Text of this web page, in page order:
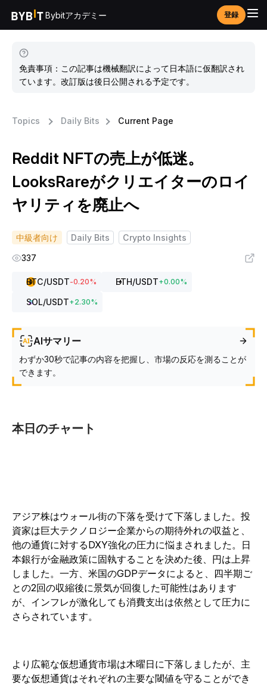
Bybitアカデミー 登録
免責事項：この記事は機械翻訳によって日本語に仮翻訳され
ています。改訂版は後日公開される予定です。
Topics Daily Bits Current Page
Reddit NFTの売上が低迷。
LooksRareがクリエイターのロイ
ヤリティを廃止へ
中級者向け Daily Bits
Crypto Insights
337
BTC/USDT-0.20% ETH/USDT+0.00%
SOL/USDT+2.30%
AIサマリー
わずか30秒で記事の内容を把握し、市場の反応を測ることが
できます。
本日のチャート
アジア株はウォール街の下落を受けて下落しました。投
資家は巨大テクノロジー企業からの期待外れの収益と、
他の通貨に対するDXY強化の圧力に悩まされました。日
本銀行が金融政策に固執することを決めた後、円は上昇
しました。一方、米国のGDPデータによると、四半期ご
との2回の収縮後に景気が回復した可能性はあります
が、インフレが激化しても消費支出は依然として圧力に
さらされています。
より広範な仮想通貨市場は木曜日に下落しましたが、主
要な仮想通貨はそれぞれの主要な閾値を守ることができ